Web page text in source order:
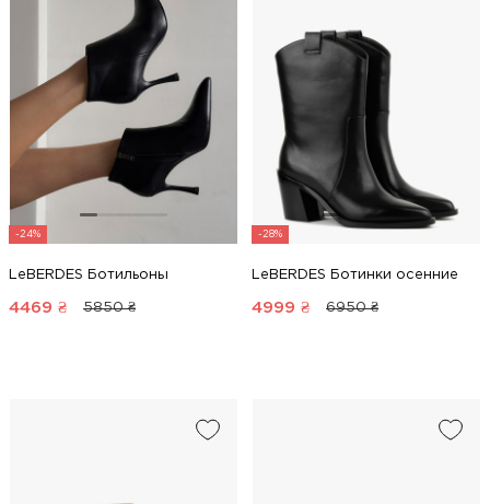
-24%
LeBERDES Ботильоны
4469 ₴ 5850 ₴
-28%
LeBERDES Ботинки осенние
4999 ₴ 6950 ₴